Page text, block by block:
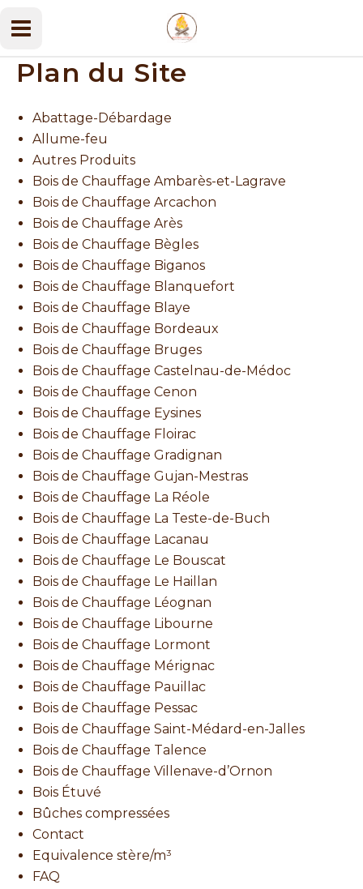
au
Main
Menu
Plan du Site
Abattage-Débardage
Allume-feu
Autres Produits
Bois de Chauffage Ambarès-et-Lagrave
Bois de Chauffage Arcachon
Bois de Chauffage Arès
Bois de Chauffage Bègles
Bois de Chauffage Biganos
Bois de Chauffage Blanquefort
Bois de Chauffage Blaye
Bois de Chauffage Bordeaux
Bois de Chauffage Bruges
Bois de Chauffage Castelnau-de-Médoc
Bois de Chauffage Cenon
Bois de Chauffage Eysines
Bois de Chauffage Floirac
Bois de Chauffage Gradignan
Bois de Chauffage Gujan-Mestras
Bois de Chauffage La Réole
Bois de Chauffage La Teste-de-Buch
Bois de Chauffage Lacanau
Bois de Chauffage Le Bouscat
Bois de Chauffage Le Haillan
Bois de Chauffage Léognan
Bois de Chauffage Libourne
Bois de Chauffage Lormont
Bois de Chauffage Mérignac
Bois de Chauffage Pauillac
Bois de Chauffage Pessac
Bois de Chauffage Saint-Médard-en-Jalles
Bois de Chauffage Talence
Bois de Chauffage Villenave-d’Ornon
Bois Étuvé
Bûches compressées
Contact
Equivalence stère/m³
FAQ